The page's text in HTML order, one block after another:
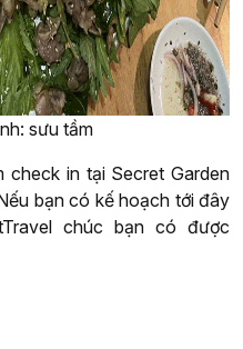
sưu tầm
check in tại Secret Garden
bạn có kế hoạch tới đây
chúc bạn có được